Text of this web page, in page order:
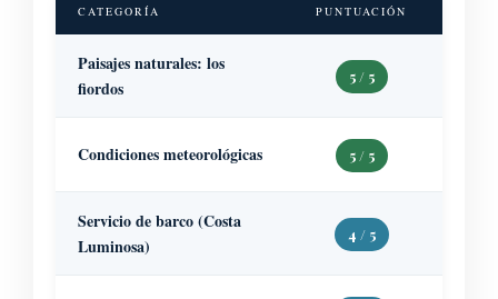
CATEGORÍA PUNTUACIÓN
Paisajes naturales: los
fiordos
5 / 5
Condiciones meteorológicas 5 / 5
Servicio de barco (Costa
Luminosa)
4 / 5